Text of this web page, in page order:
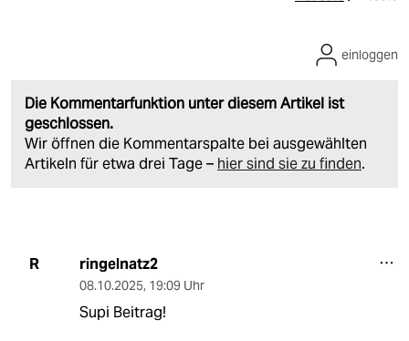
Die Kommentarfunktion unter diesem Artikel ist
geschlossen.
Wir öffnen die Kommentarspalte bei ausgewählten
Artikeln für etwa drei Tage – hier sind sie zu finden.
einloggen
R ringelnatz2
08.10.2025, 19:09 Uhr
Supi Beitrag!